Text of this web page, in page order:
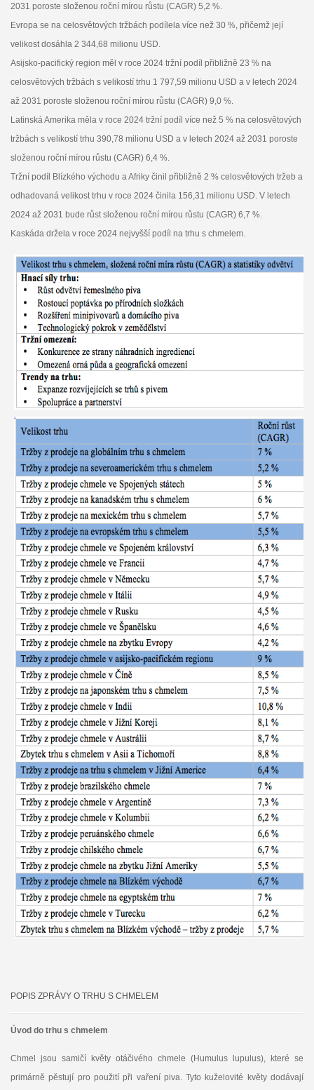
2031 poroste složenou roční mírou růstu (CAGR) 5,2 %.
Evropa se na celosvětových tržbách podílela více než 30 %, přičemž její
velikost dosáhla 2 344,68 milionu USD.
Asijsko-pacifický region měl v roce 2024 tržní podíl přibližně 23 % na
celosvětových tržbách s velikostí trhu 1 797,59 milionu USD a v letech 2024
až 2031 poroste složenou roční mírou růstu (CAGR) 9,0 %.
Latinská Amerika měla v roce 2024 tržní podíl více než 5 % na celosvětových
tržbách s velikostí trhu 390,78 milionu USD a v letech 2024 až 2031 poroste
složenou roční mírou růstu (CAGR) 6,4 %.
Tržní podíl Blízkého východu a Afriky činil přibližně 2 % celosvětových tržeb a
odhadovaná velikost trhu v roce 2024 činila 156,31 milionu USD. V letech
2024 až 2031 bude růst složenou roční mírou růstu (CAGR) 6,7 %.
Kaskáda držela v roce 2024 nejvyšší podíl na trhu s chmelem.
POPIS ZPRÁVY O TRHU S CHMELEM
Úvod do trhu s chmelem
Chmel jsou samičí květy otáčivého chmele (Humulus lupulus), které se
primárně pěstují pro použití při vaření piva. Tyto kuželovité květy dodávají